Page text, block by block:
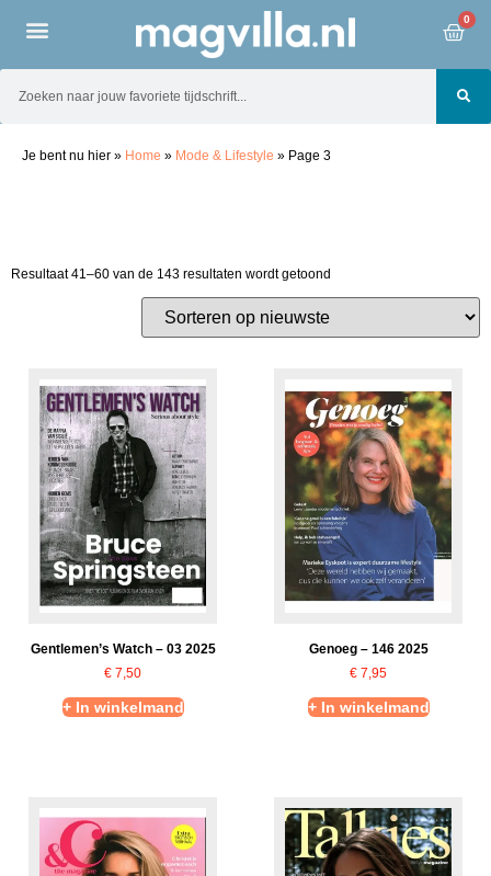
0
Je bent nu hier » Home » Mode & Lifestyle » Page 3
Resultaat 41–60 van de 143 resultaten wordt getoond
Gentlemen’s Watch – 03 2025
€ 7,50
+ In winkelmand
Genoeg – 146 2025
€ 7,95
+ In winkelmand